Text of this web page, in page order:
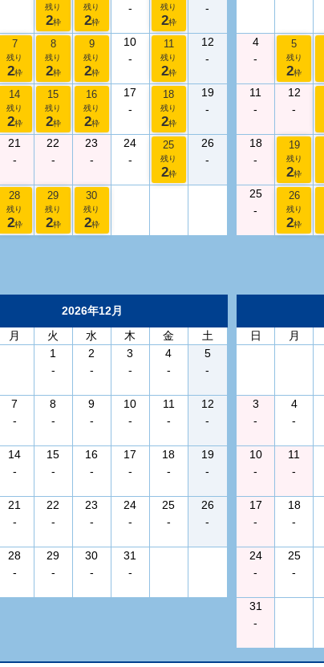
残り
2枠
残り
2枠
-
残り
2枠
-
7
残り
2枠
8
残り
2枠
9
残り
2枠
10
-
11
残り
2枠
12
-
14
残り
2枠
15
残り
2枠
16
残り
2枠
17
-
18
残り
2枠
19
-
21
-
22
-
23
-
24
-
25
残り
2枠
26
-
28
残り
2枠
29
残り
2枠
30
残り
2枠
4
-
5
残り
2枠
11
-
12
-
18
-
19
残り
2枠
25
-
26
残り
2枠
2026年12月
月 火 水 木 金
土
1
-
2
-
3
-
4
-
5
-
7
-
8
-
9
-
10
-
11
-
12
-
14
-
15
-
16
-
17
-
18
-
19
-
21
-
22
-
23
-
24
-
25
-
26
-
28
-
29
-
30
-
31
-
日
月
3
-
4
-
10
-
11
-
17
-
18
-
24
-
25
-
31
-